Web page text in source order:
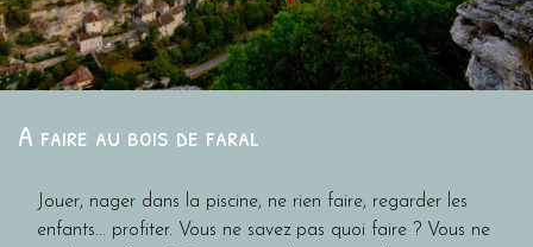
A faire au bois de faral
Jouer, nager dans la piscine, ne rien faire, regarder les
enfants... profiter. Vous ne savez pas quoi faire ? Vous ne